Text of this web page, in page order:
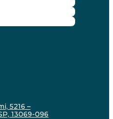
5216 –
13069-096